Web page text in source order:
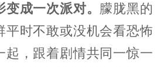
成一次派对。 朦胧黑的
平时不敢或没机会看恐怖
起，跟着剧情共同一惊一